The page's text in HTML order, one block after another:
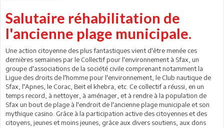
Salutaire réhabilitation de
l'ancienne plage municipale.
Une action citoyenne des plus fantastiques vient d'être menée ces
dernières semaines par le Collectif pour l'environnement à Sfax, un
groupe d'associations de la société civile comprenant notamment la
Ligue des droits de l'homme pour l'environnement, le Club nautique de
Sfax, l'Apnes, le Corac, Beit el khebra, etc. Ce collectif a réussi, en un
temps record, à nettoyer, à aménager, et à rendre à la population de
Sfax un bout de plage à l'endroit de l'ancienne plage municipale et son
mythique casino. Grâce à la participation active des citoyennes et des
citoyens, jeunes et moins jeunes, grâce aux divers soutiens, aux dons